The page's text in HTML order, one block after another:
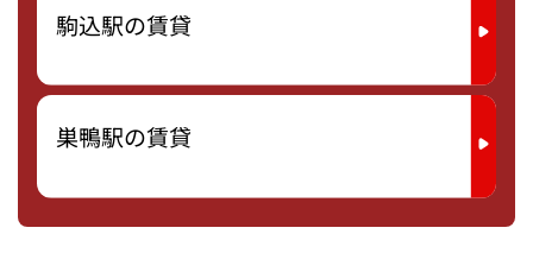
駒込駅の賃貸
巣鴨駅の賃貸